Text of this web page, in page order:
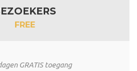
FREE
GRATIS toegang